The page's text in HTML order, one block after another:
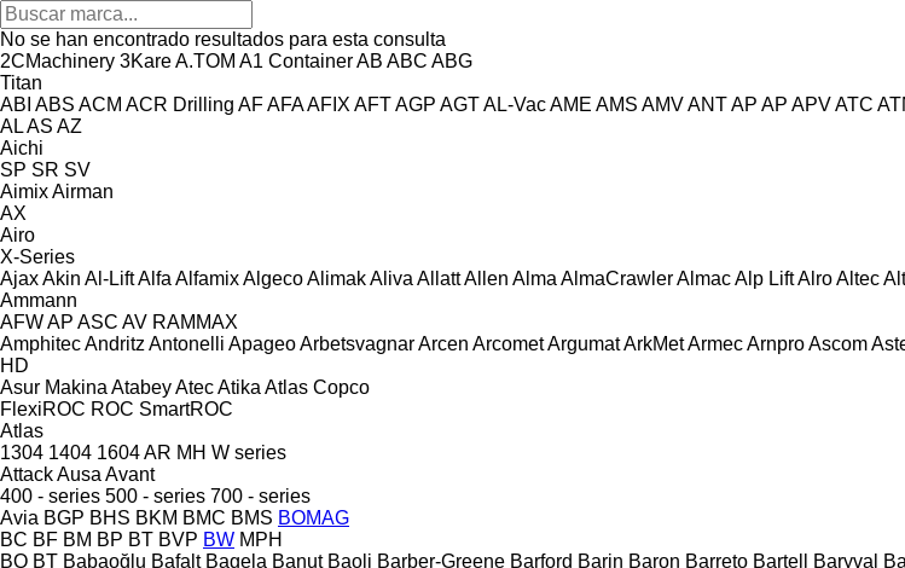
No se han encontrado resultados para esta consulta
2CMachinery 3KareA.TOM A1 ContainerAB ABC ABG
Titan
ABI ABS ACM ACR Drilling AFAFAAFIX AFTAGP AGTAL-VacAME AMS AMVANTAP AP APVATC
ALAS AZ
Aichi
SP SR SV
AimixAirman
AX
Airo
X-Series
AjaxAkin Al-LiftAlfa AlfamixAlgecoAlimakAliva AllattAllen Alma AlmaCrawlerAlmacAlp LiftAlroAltec
Ammann
AFWAP ASC AV RAMMAX
AmphitecAndritz Antonelli ApageoArbetsvagnarArcen ArcometArgumatArkMetArmecArnproAscom
HD
Asur Makina AtabeyAtecAtika Atlas Copco
FlexiROC ROC SmartROC
Atlas
1304 1404 1604AR MH W series
AttackAusa Avant
400 - series 500 - series 700 - series
Avia BGP BHS BKM BMC BMS BOMAG
BC BF BM BP BT BVP BW MPH
BQ BT Babaoğlu Bafalt Bagela Banut Baoli Barber-Greene Barford Barin Baron Barreto Bartell Baryval